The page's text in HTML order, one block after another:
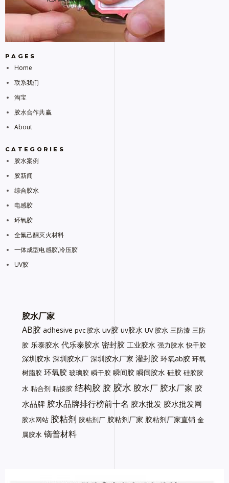
PAGES
Home
联系我们
淘宝
胶水合作共赢
About
CATEGORIES
胶水案例
胶新闻
综合胶水
电感胶
环氧胶
全氟己酮灭火材料
一体成型电感胶,冷压胶
UV胶
胶水厂家
AB胶 adhesive pvc 胶水 uv胶 uv胶水 UV 胶水 三防漆 三防
胶 乐泰胶水 代乐泰胶水 密封胶 工业胶水 强力胶水 快干胶
深圳胶水 深圳胶水厂 深圳胶水厂家 灌封胶 环氧ab胶 环氧
树脂胶 环氧胶 玻璃胶 瞬干胶 瞬间胶 瞬间胶水 硅胶 硅胶胶
水 粘合剂 粘接胶 结构胶 胶 胶水 胶水厂 胶水厂家 胶
水品牌 胶水品牌排行榜前十名 胶水批发 胶水批发网
胶水网站 胶粘剂 胶粘剂厂 胶粘剂厂家 胶粘剂厂家直销 金
属胶水 镝普材料